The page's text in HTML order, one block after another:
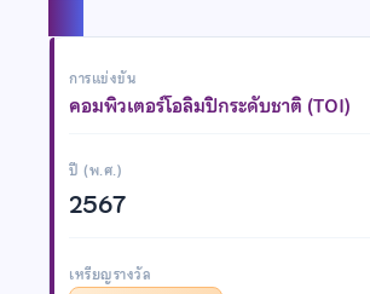
การแข่งขัน
คอมพิวเตอร์โอลิมปิกระดับชาติ (TOI)
ปี (พ.ศ.)
2567
เหรียญรางวัล